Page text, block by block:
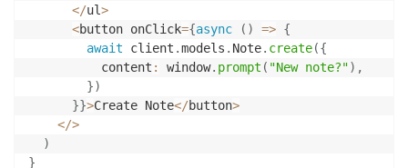
</ul>
<button onClick={async ( ) => {
await client .models . Note. create({
          content
: window. prompt ( "New note?") ,
})
}}>Create Note</button>
</>
)
}